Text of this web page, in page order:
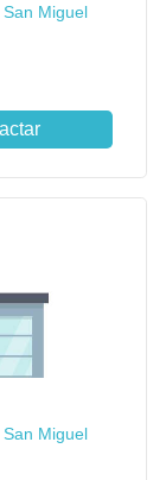
Miguel
Miguel